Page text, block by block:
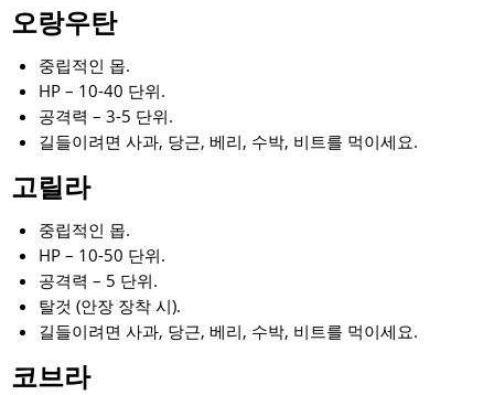
오랑우탄
중립적인 몹.
HP – 10-40 단위.
공격력 – 3-5 단위.
길들이려면 사과, 당근, 베리, 수박, 비트를 먹이세요.
고릴라
중립적인 몹.
HP – 10-50 단위.
공격력 – 5 단위.
탈것 (안장 장착 시).
길들이려면 사과, 당근, 베리, 수박, 비트를 먹이세요.
코브라